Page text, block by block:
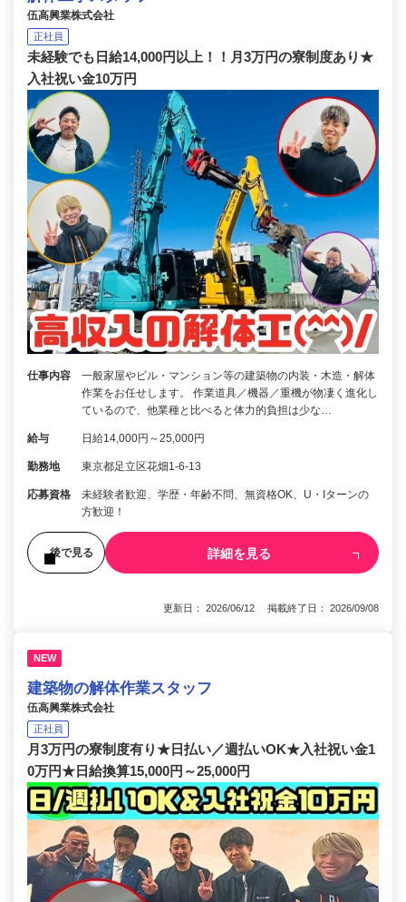
伍高興業株式会社
正社員
未経験でも日給14,000円以上！！月3万円の寮制度あり★
入社祝い金10万円
仕事内容
一般家屋やビル・マンション等の建築物の内装・木造・解体
作業をお任せします。 作業道具／機器／重機が物凄く進化し
ているので、他業種と比べると体力的負担は少な…
給与 日給14,000円～25,000円
勤務地 東京都足立区花畑1-6-13
応募資格
未経験者歓迎、学歴・年齢不問、無資格OK、U・Iターンの
方歓迎！
後で見る 詳細を見る
更新日： 2026/06/12 掲載終了日： 2026/09/08
NEW
建築物の解体作業スタッフ
伍高興業株式会社
正社員
月3万円の寮制度有り★日払い／週払いOK★入社祝い金1
0万円★日給換算15,000円～25,000円